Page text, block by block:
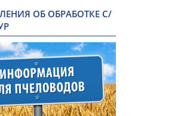
ОБ ОБРАБОТКЕ С/